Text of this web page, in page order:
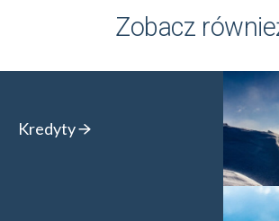
Zobacz
Kredyty